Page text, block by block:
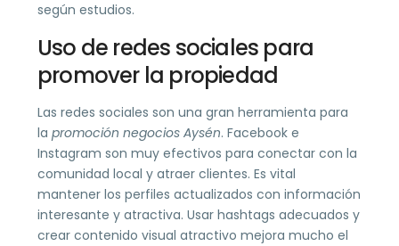
según estudios.
Uso de redes sociales para
promover la propiedad
Las redes sociales son una gran herramienta para
la promoción negocios Aysén. Facebook e
Instagram son muy efectivos para conectar con la
comunidad local y atraer clientes. Es vital
mantener los perfiles actualizados con información
interesante y atractiva. Usar hashtags adecuados y
crear contenido visual atractivo mejora mucho el